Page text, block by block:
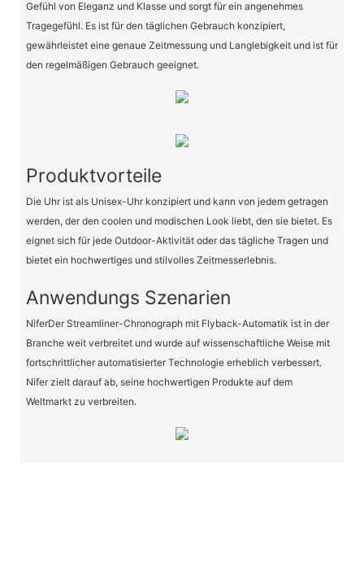
Gefühl von Eleganz und Klasse und sorgt für ein angenehmes
Tragegefühl. Es ist für den täglichen Gebrauch konzipiert,
gewährleistet eine genaue Zeitmessung und Langlebigkeit und ist für
den regelmäßigen Gebrauch geeignet.
Produktvorteile
Die Uhr ist als Unisex-Uhr konzipiert und kann von jedem getragen
werden, der den coolen und modischen Look liebt, den sie bietet. Es
eignet sich für jede Outdoor-Aktivität oder das tägliche Tragen und
bietet ein hochwertiges und stilvolles Zeitmesserlebnis.
Anwendungs Szenarien
NiferDer Streamliner-Chronograph mit Flyback-Automatik ist in der
Branche weit verbreitet und wurde auf wissenschaftliche Weise mit
fortschrittlicher automatisierter Technologie erheblich verbessert.
Nifer zielt darauf ab, seine hochwertigen Produkte auf dem
Weltmarkt zu verbreiten.